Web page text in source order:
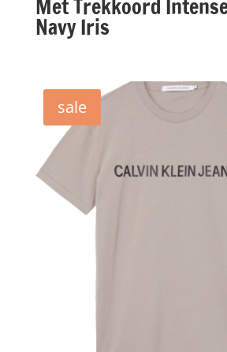
Met Trekkoord
Navy Iris
sale